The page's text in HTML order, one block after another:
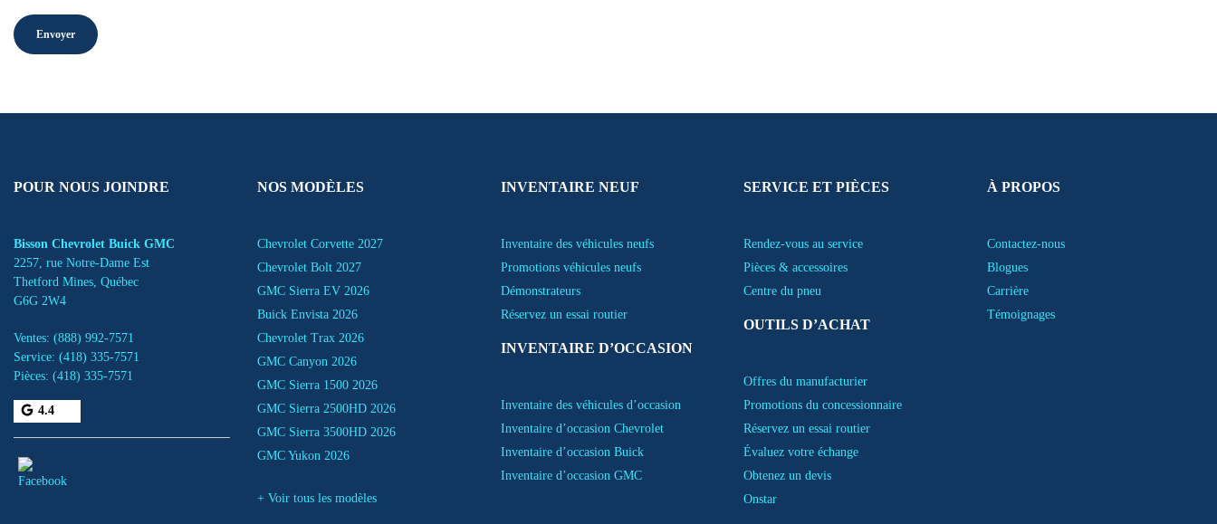
POUR NOUS JOINDRE
Bisson Chevrolet Buick GMC
2257, rue Notre-Dame Est
Thetford Mines, Québec
G6G 2W4
Ventes: (888) 992-7571
Service: (418) 335-7571
Pièces: (418) 335-7571
4.4
NOS MODÈLES
Chevrolet Corvette 2027
Chevrolet Bolt 2027
GMC Sierra EV 2026
Buick Envista 2026
Chevrolet Trax 2026
GMC Canyon 2026
GMC Sierra 1500 2026
GMC Sierra 2500HD 2026
GMC Sierra 3500HD 2026
GMC Yukon 2026
+ Voir tous les modèles
INVENTAIRE NEUF
Inventaire des véhicules neufs
Promotions véhicules neufs
Démonstrateurs
Réservez un essai routier
INVENTAIRE D’OCCASION
Inventaire des véhicules d’occasion
Inventaire d’occasion Chevrolet
Inventaire d’occasion Buick
Inventaire d’occasion GMC
SERVICE ET PIÈCES
Rendez-vous au service
Pièces & accessoires
Centre du pneu
OUTILS D’ACHAT
Offres du manufacturier
Promotions du concessionnaire
Réservez un essai routier
Évaluez votre échange
Obtenez un devis
Onstar
À PROPOS
Contactez-nous
Blogues
Carrière
Témoignages